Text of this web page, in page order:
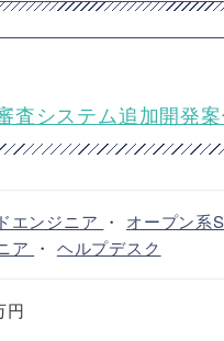
査システム追加開発
エンジニア ・ オープン系
ア ・ ヘルプデスク
円